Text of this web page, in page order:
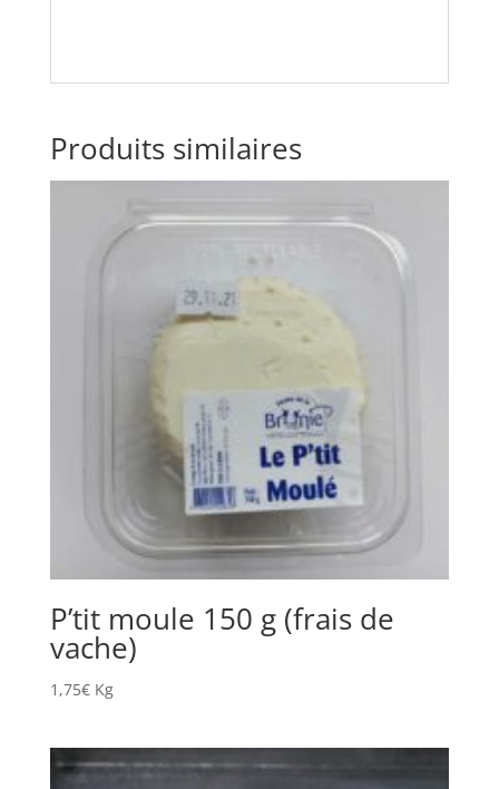
Produits similaires
P’tit moule 150 g (frais de
vache)
1,75€ Kg